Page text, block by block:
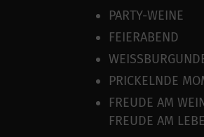
PARTY-WEINE
FEIERABEND
PRICKELNDE
FREUDE AM
FREUDE AM